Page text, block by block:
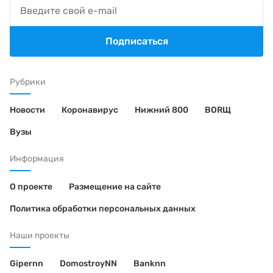
Рубрики
Новости Коронавирус Нижний 800 BORЩ
Вузы
Информация
О проекте Размещение на сайте
Политика обработки персональных данных
Наши проекты
Gipernn DomostroyNN Banknn
Подписаться